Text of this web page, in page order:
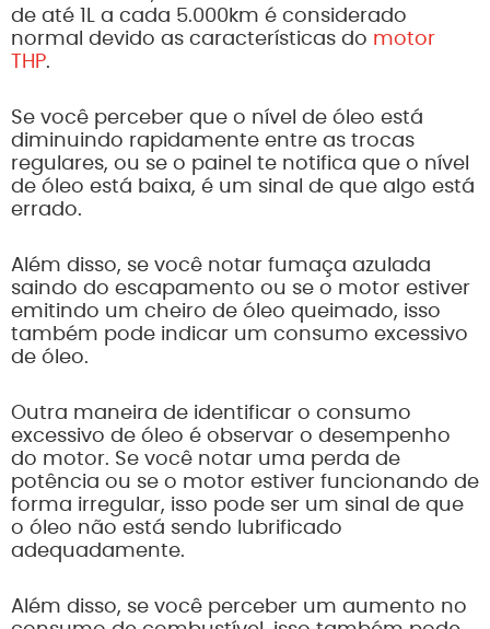
de até 1L a cada 5.000km é considerado
normal devido as características do motor
THP.
Se você perceber que o nível de óleo está
diminuindo rapidamente entre as trocas
regulares, ou se o painel te notifica que o nível
de óleo está baixa, é um sinal de que algo está
errado.
Além disso, se você notar fumaça azulada
saindo do escapamento ou se o motor estiver
emitindo um cheiro de óleo queimado, isso
também pode indicar um consumo excessivo
de óleo.
Outra maneira de identificar o consumo
excessivo de óleo é observar o desempenho
do motor. Se você notar uma perda de
potência ou se o motor estiver funcionando de
forma irregular, isso pode ser um sinal de que
o óleo não está sendo lubrificado
adequadamente.
Além disso, se você perceber um aumento no